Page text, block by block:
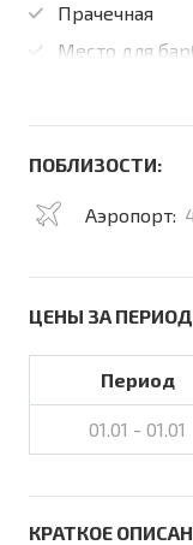
Прачечная
Место для
ПОБЛИЗОСТИ:
Аэропорт:
ЦЕНЫ ЗА
Период
01.01 - 01.01
КРАТКОЕ